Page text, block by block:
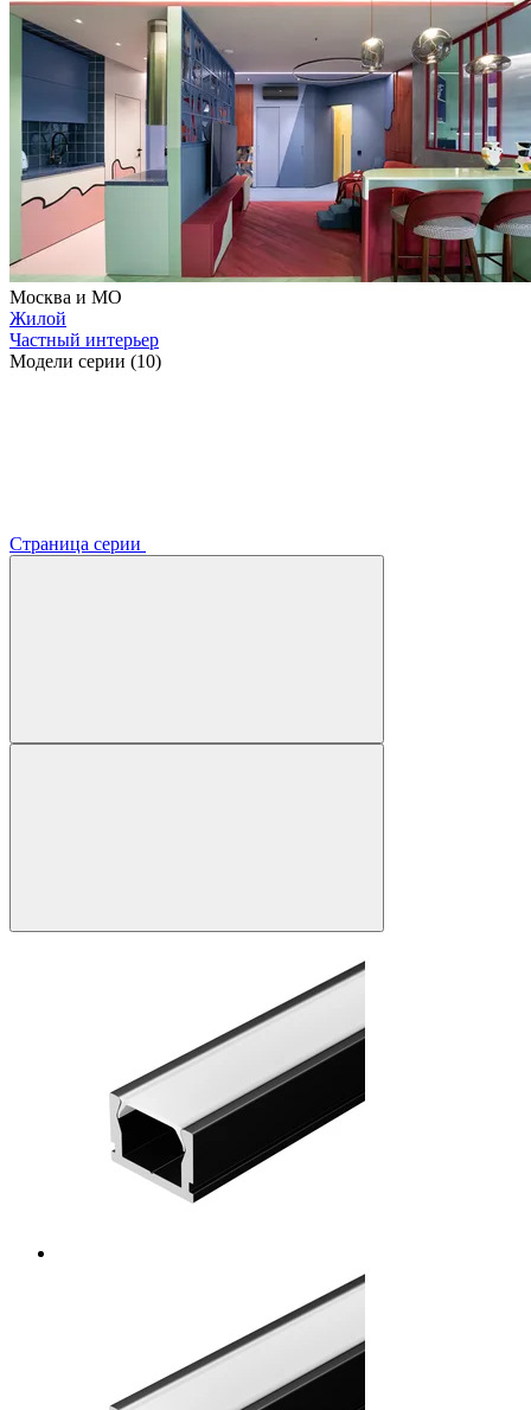
Москва и МО
Жилой
Частный интерьер
Модели серии (10)
Страница серии